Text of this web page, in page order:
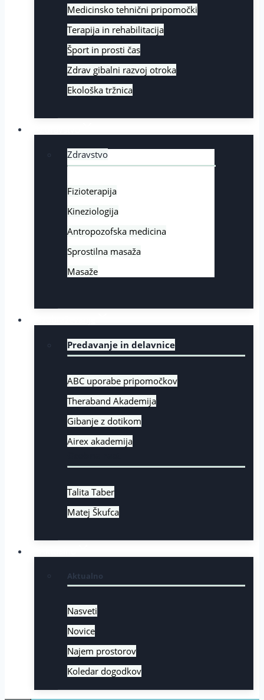
Medicinsko tehnični pripomočki
Terapija in rehabilitacija
Šport in prosti čas
Zdrav gibalni razvoj otroka
Ekološka tržnica
Zdravstvo
Fizioterapija
Kineziologija
Antropozofska medicina
Sprostilna masaža
Masaže
Predavanje in delavnice
ABC uporabe pripomočkov
Theraband Akademija
Gibanje z dotikom
Airex akademija
Talita Taber
Matej Škufca
Aktualno
Nasveti
Novice
Najem prostorov
Koledar dogodkov